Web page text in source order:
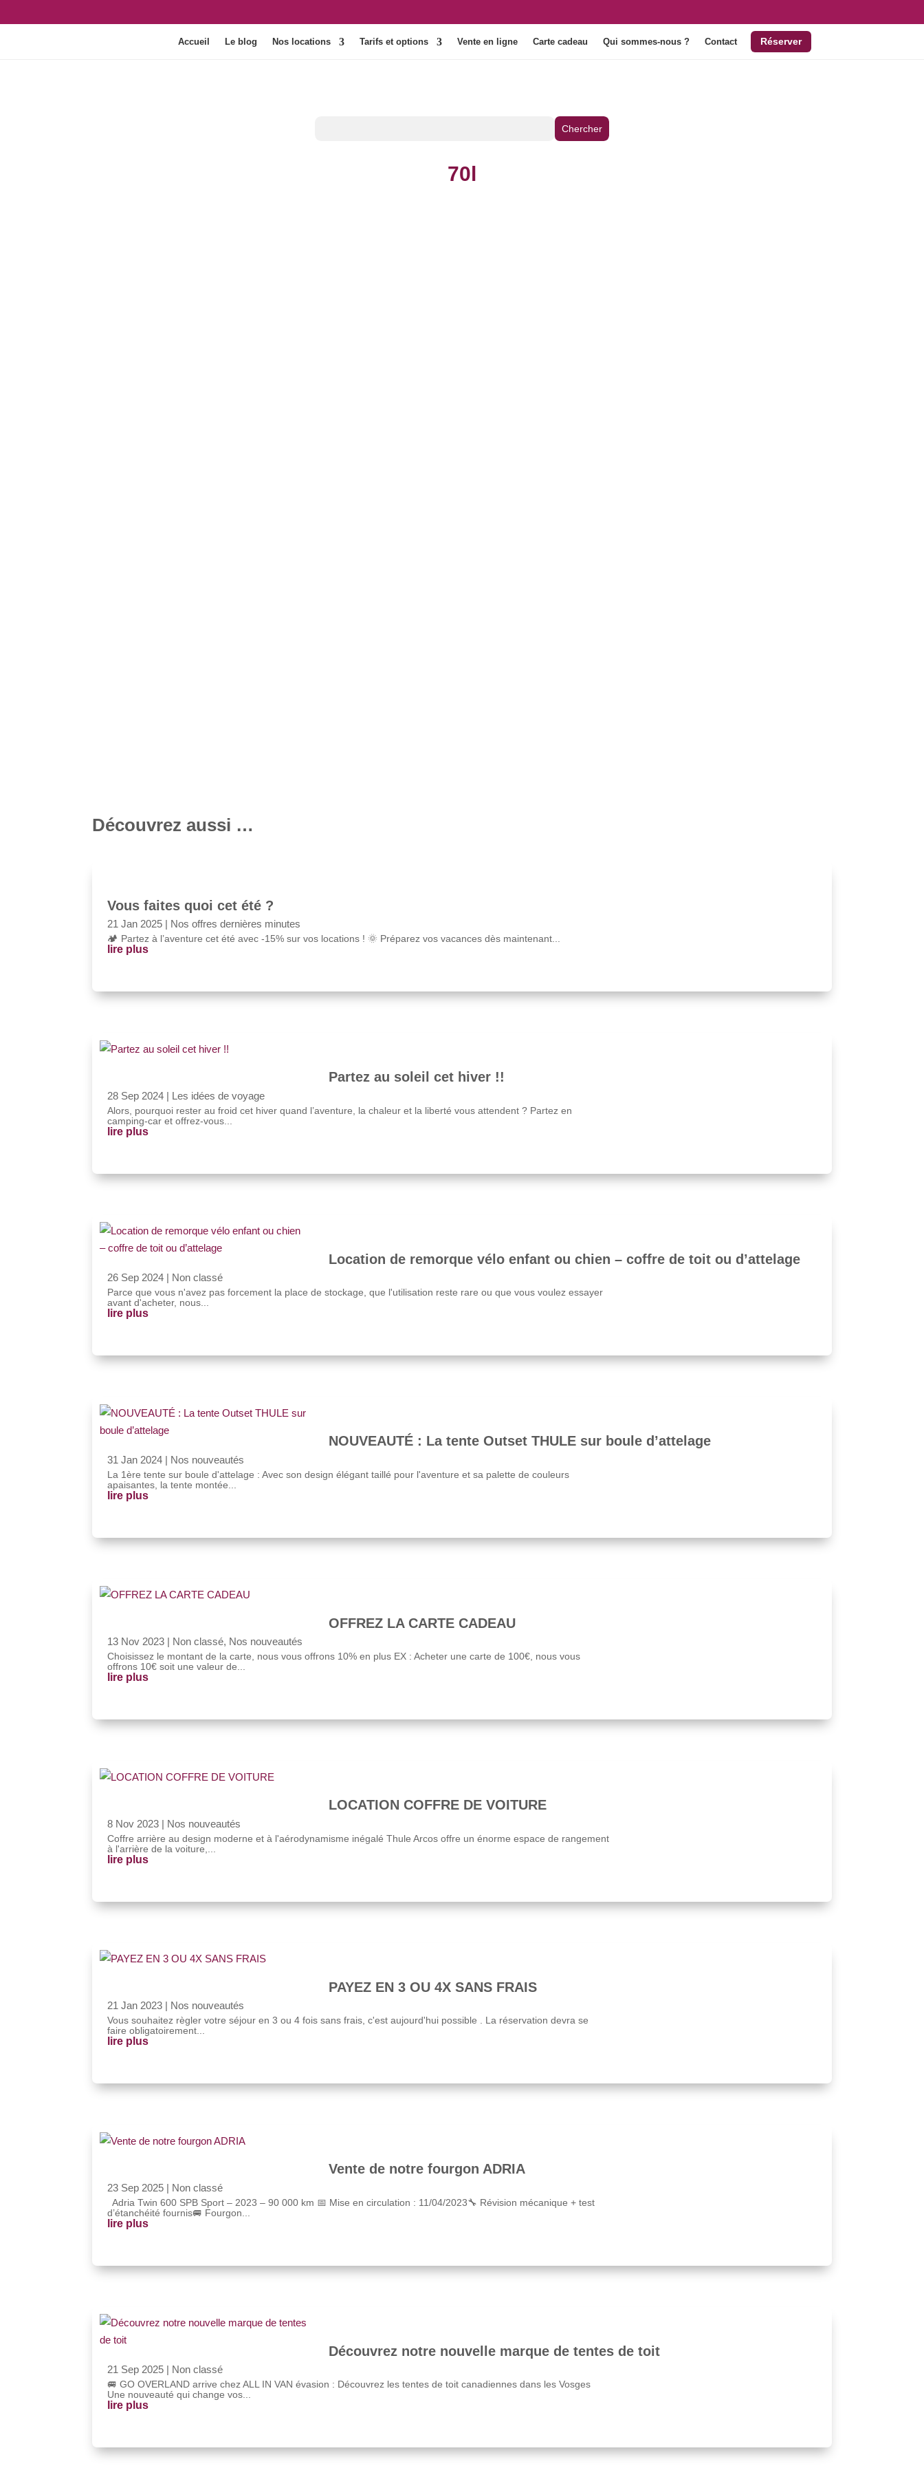
Accueil Le blog Nos locations Tarifs et options Vente en ligne Carte cadeau Qui sommes-nous ? Contact Réserver
70l
Découvrez aussi …
Vous faites quoi cet été ?
21 Jan 2025| Nos offres dernières minutes
🏕️ Partez à l’aventure cet été avec -15% sur vos locations ! 🌞 Préparez vos vacances dès maintenant...
lire plus
Partez au soleil cet hiver !!
28 Sep 2024| Les idées de voyage
Alors, pourquoi rester au froid cet hiver quand l’aventure, la chaleur et la liberté vous attendent ? Partez en
camping-car et offrez-vous...
lire plus
Location de remorque vélo enfant ou chien – coffre de toit ou d’attelage
26 Sep 2024| Non classé
Parce que vous n'avez pas forcement la place de stockage, que l'utilisation reste rare ou que vous voulez essayer
avant d'acheter, nous...
lire plus
NOUVEAUTÉ : La tente Outset THULE sur boule d’attelage
31 Jan 2024| Nos nouveautés
La 1ère tente sur boule d'attelage : Avec son design élégant taillé pour l'aventure et sa palette de couleurs
apaisantes, la tente montée...
lire plus
OFFREZ LA CARTE CADEAU
13 Nov 2023| Non classé, Nos nouveautés
Choisissez le montant de la carte, nous vous offrons 10% en plus EX : Acheter une carte de 100€, nous vous
offrons 10€ soit une valeur de...
lire plus
LOCATION COFFRE DE VOITURE
8 Nov 2023| Nos nouveautés
Coffre arrière au design moderne et à l'aérodynamisme inégalé Thule Arcos offre un énorme espace de rangement
à l'arrière de la voiture,...
lire plus
PAYEZ EN 3 OU 4X SANS FRAIS
21 Jan 2023| Nos nouveautés
Vous souhaitez règler votre séjour en 3 ou 4 fois sans frais, c'est aujourd'hui possible . La réservation devra se
faire obligatoirement...
lire plus
Vente de notre fourgon ADRIA
23 Sep 2025| Non classé
Adria Twin 600 SPB Sport – 2023 – 90 000 km 📅 Mise en circulation : 11/04/2023🔧 Révision mécanique + test
d’étanchéité fournis🚐 Fourgon...
lire plus
Découvrez notre nouvelle marque de tentes de toit
21 Sep 2025| Non classé
🚐 GO OVERLAND arrive chez ALL IN VAN évasion : Découvrez les tentes de toit canadiennes dans les Vosges
Une nouveauté qui change vos...
lire plus